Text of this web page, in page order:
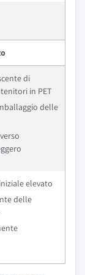
di
in PET
delle
elevato
delle